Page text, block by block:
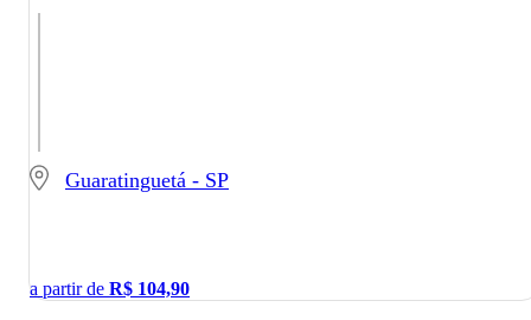
Guaratinguetá - SP
a partir de R$ 104,90